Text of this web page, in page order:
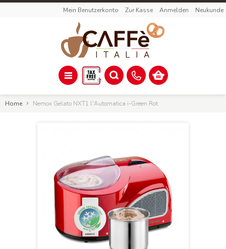
Mein Benutzerkonto Zur Kasse Anmelden Neukunde
Home Nemox Gelato NXT1 l'Automatica i-Green Rot